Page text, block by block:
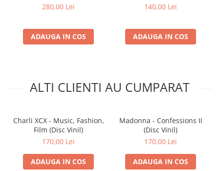
280,00 Lei
ADAUGA IN COS
140,00 Lei
ADAUGA IN COS
ALTI CLIENTI AU CUMPARAT
Charli XCX - Music, Fashion,
Film (Disc Vinil)
170,00 Lei
ADAUGA IN COS
Madonna - Confessions II
(Disc Vinil)
170,00 Lei
ADAUGA IN COS